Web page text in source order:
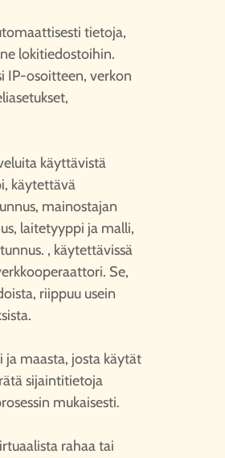
tietoja,
lokitiedostoihin.
IP-osoitteen, verkon
käyttävistä
käytettävä
mainostajan
laitetyyppi ja malli,
, käytettävissä
Se,
riippuu usein
maasta, josta käytät
sijaintitietoja
mukaisesti.
rahaa tai